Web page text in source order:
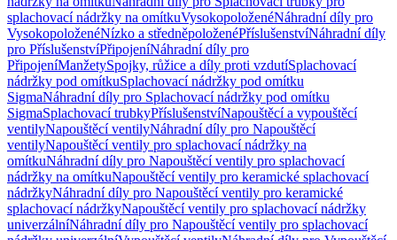
splachovací nádržky na omítkuVysokopoloženéNáhradní díly pro
VysokopoloženéNízko a středněpoloženéPříslušenstvíNáhradní díly
pro PříslušenstvíPřipojeníNáhradní díly pro
PřipojeníManžetySpojky, růžice a díly proti vzdutíSplachovací
nádržky pod omítkuSplachovací nádržky pod omítku
SigmaNáhradní díly pro Splachovací nádržky pod omítku
SigmaSplachovací trubkyPříslušenstvíNapouštěcí a vypouštěcí
ventilyNapouštěcí ventilyNáhradní díly pro Napouštěcí
ventilyNapouštěcí ventily pro splachovací nádržky na
omítkuNáhradní díly pro Napouštěcí ventily pro splachovací
nádržky na omítkuNapouštěcí ventily pro keramické splachovací
nádržkyNáhradní díly pro Napouštěcí ventily pro keramické
splachovací nádržkyNapouštěcí ventily pro splachovací nádržky
univerzálníNáhradní díly pro Napouštěcí ventily pro splachovací